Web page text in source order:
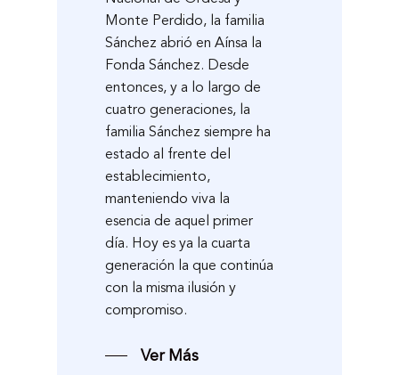
Monte Perdido, la familia
Sánchez abrió en Aínsa la
Fonda Sánchez. Desde
entonces, y a lo largo de
cuatro generaciones, la
familia Sánchez siempre ha
estado al frente del
establecimiento,
manteniendo viva la
esencia de aquel primer
día. Hoy es ya la cuarta
generación la que continúa
con la misma ilusión y
compromiso.
Ver Más